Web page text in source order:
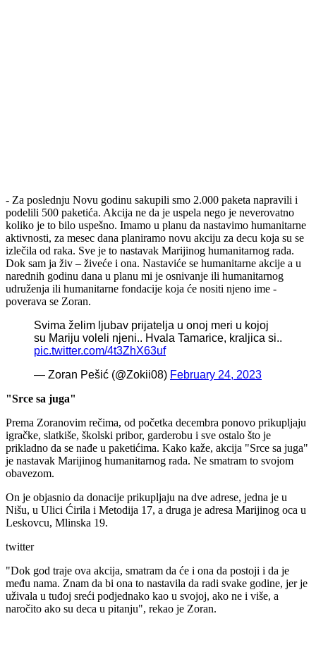
- Za poslednju Novu godinu sakupili smo 2.000 paketa napravili i
podelili 500 paketića. Akcija ne da je uspela nego je neverovatno
koliko je to bilo uspešno. Imamo u planu da nastavimo humanitarne
aktivnosti, za mesec dana planiramo novu akciju za decu koja su se
izlečila od raka. Sve je to nastavak Marijinog humanitarnog rada.
Dok sam ja živ – živeće i ona. Nastaviće se humanitarne akcije a u
narednih godinu dana u planu mi je osnivanje ili humanitarnog
udruženja ili humanitarne fondacije koja će nositi njeno ime -
poverava se Zoran.
Svima želim ljubav prijatelja u onoj meri u kojoj
su Mariju voleli njeni.. Hvala Tamarice, kraljica si..
pic.twitter.com/4t3ZhX63uf
— Zoran Pešić (@Zokii08) February 24, 2023
"Srce sa juga"
Prema Zoranovim rečima, od početka decembra ponovo prikupljaju
igračke, slatkiše, školski pribor, garderobu i sve ostalo što je
prikladno da se nađe u paketićima. Kako kaže, akcija "Srce sa juga"
je nastavak Marijinog humanitarnog rada. Ne smatram to svojom
obavezom.
On je objasnio da donacije prikupljaju na dve adrese, jedna je u
Nišu, u Ulici Ćirila i Metodija 17, a druga je adresa Marijinog oca u
Leskovcu, Mlinska 19.
twitter
"Dok god traje ova akcija, smatram da će i ona da postoji i da je
među nama. Znam da bi ona to nastavila da radi svake godine, jer je
uživala u tuđoj sreći podjednako kao u svojoj, ako ne i više, a
naročito ako su deca u pitanju", rekao je Zoran.